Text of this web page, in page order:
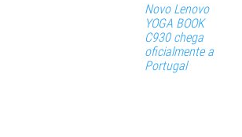
Novo Lenovo
YOGA BOOK
C930 chega
oficialmente a
Portugal